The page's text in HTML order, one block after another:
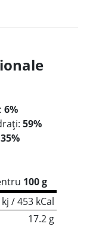
6%
59%
35%
100 g
/ 453 kCal
17.2 g